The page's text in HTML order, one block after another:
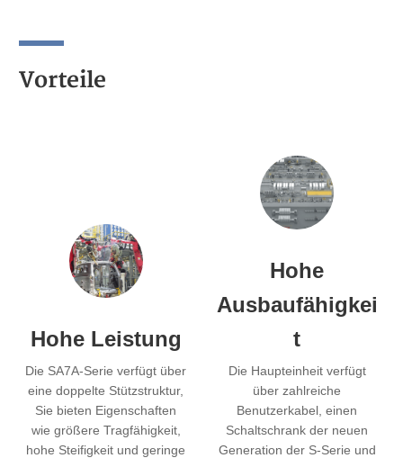
Vorteile
Hohe Leistung
Die SA7A-Serie verfügt über
eine doppelte Stützstruktur,
Sie bieten Eigenschaften
wie größere Tragfähigkeit,
hohe Steifigkeit und geringe
Hohe
Ausbaufähigkei
t
Die Haupteinheit verfügt
über zahlreiche
Benutzerkabel, einen
Schaltschrank der neuen
Generation der S-Serie und